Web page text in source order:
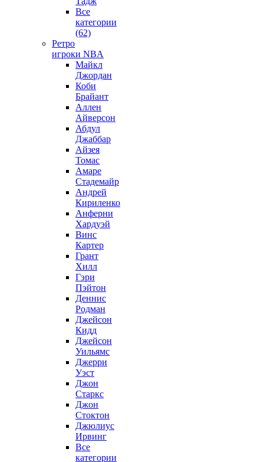
Все
категории
(62)
Ретро
игроки NBA
Майкл
Джордан
Коби
Брайант
Аллен
Айверсон
Абдул
Джаббар
Айзея
Томас
Амаре
Стадемайр
Андрей
Кириленко
Анферни
Xардуэй
Винс
Картер
Грант
Хилл
Гэри
Пэйтон
Деннис
Родман
Джейсон
Кидд
Джейсон
Уильямс
Джерри
Уэст
Джон
Старкс
Джон
Стоктон
Джюлиус
Ирвинг
Все
категории